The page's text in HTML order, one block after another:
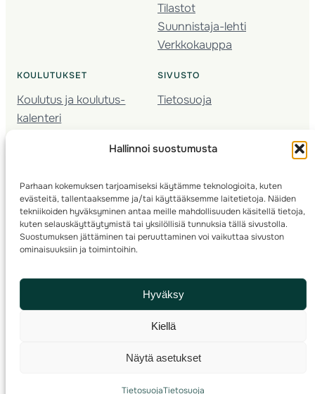
Hallinnoi suostumusta
Parhaan kokemuksen tarjoamiseksi käytämme teknologioita, kuten
evästeitä, tallentaaksemme ja/tai käyttääksemme laitetietoja. Näiden
tekniikoiden hyväksyminen antaa meille mahdollisuuden käsitellä tietoja,
kuten selauskäyttäytymistä tai yksilöllisiä tunnuksia tällä sivustolla.
Suostumuksen jättäminen tai peruuttaminen voi vaikuttaa sivuston
ominaisuuksiin ja toimintoihin.
Hyväksy
Kiellä
Näytä asetukset
TietosuojaTietosuoja
Tilastot
Suunnistaja-lehti
Verkkokauppa
KOULUTUKSET
Koulutus ja koulutus­
kalenteri
Seura­kehittäminen
Kartoitus
Ratamestari
SIVUSTO
Tietosuoja
© 2025 ·Suomen Suunnistusliitto· Valimotie 10, 00380 Helsinki, Finland
info(a)suunnistusliitto.fi,Rastilipun asiat: rastilippu(a)suunnistusliitto.fi
Kilpailut ja kuntorastit – Rastilippu:::Rastilipun ohjeet